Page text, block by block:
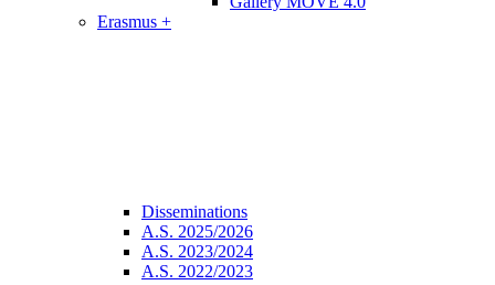
Erasmus +
Disseminations
A.S. 2025/2026
A.S. 2023/2024
A.S. 2022/2023